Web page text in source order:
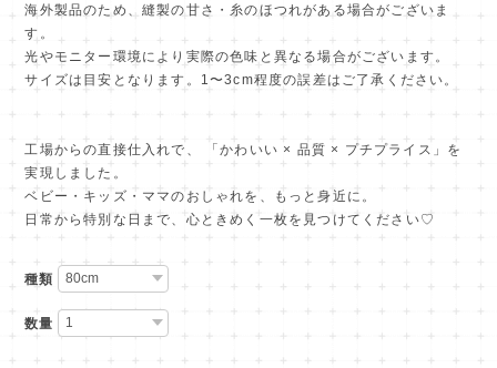
海外製品のため、縫製の甘さ・糸のほつれがある場合がございま
す。
光やモニター環境により実際の色味と異なる場合がございます。
サイズは目安となります。1〜3cm程度の誤差はご了承ください。
工場からの直接仕入れで、 「かわいい × 品質 × プチプライス」を
実現しました。
ベビー・キッズ・ママのおしゃれを、もっと身近に。
日常から特別な日まで、心ときめく一枚を見つけてください♡
種類
数量